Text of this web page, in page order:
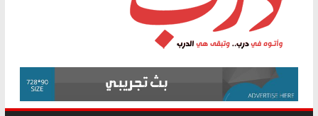
أين؟
حزب التحالف الشعبي يطلق لجنة “الحق
في الصحة” بالإسكندرية لرصد الانتهاكات
ودعم المرضى
الوزاري لمدينة الصحفيين.. وانتهاء أعمال
إنشاء المبنى الإداري
المجلس القومي لحقوق الإنسان يعلن
درب
وأتوه
درب..